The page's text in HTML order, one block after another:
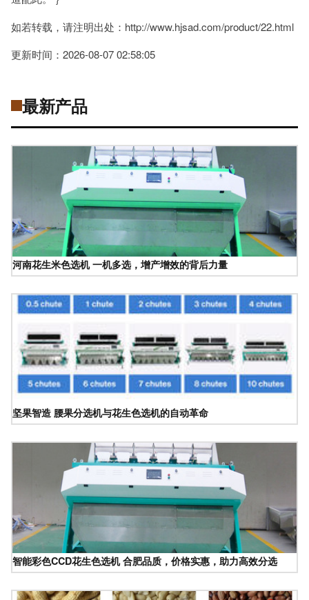
如若转载，请注明出处：http://www.hjsad.com/product/22.html
更新时间：2026-08-07 02:58:05
最新产品
河南花生米色选机 一机多选，增产增效的背后力量
坚果智造 腰果分选机与花生色选机的自动革命
智能彩色CCD花生色选机 合肥品质，价格实惠，助力高效分选